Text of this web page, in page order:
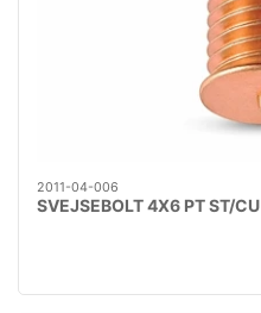
2011-04-006
SVEJSEBOLT 4X6 PT ST/CU